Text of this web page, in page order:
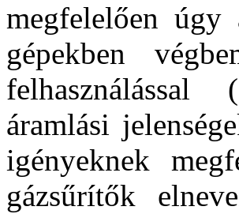
megfelelően úgy
gépekben
felhasználással
áramlási
igényeknek
gázsűrítők